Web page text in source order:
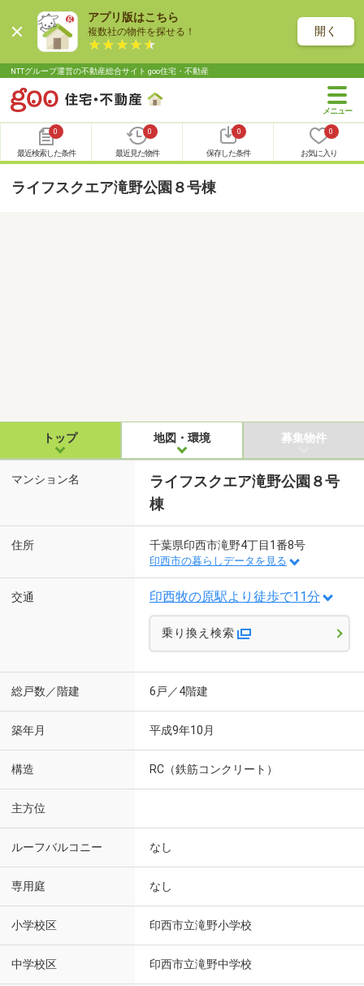
アプリ版はこちら
複数社の物件を探せる！ 開く
NTTグループ運営の不動産総合サイト goo住宅・不動産
0
最近検索した条件
0
最近見た物件
0
保存した条件
0
お気に入り
ライフスクエア滝野公園８号棟
トップ 地図・環境 募集物件
マンション名
ライフスクエア滝野公園８号
棟
住所 千葉県印西市滝野4丁目1番8号
印西市の暮らしデータを見る
交通 印西牧の原駅より徒歩で11分
乗り換え検索
総戸数／階建 6戸／4階建
築年月 平成9年10月
構造 RC（鉄筋コンクリート）
主方位
ルーフバルコニー なし
専用庭 なし
小学校区 印西市立滝野小学校
中学校区 印西市立滝野中学校